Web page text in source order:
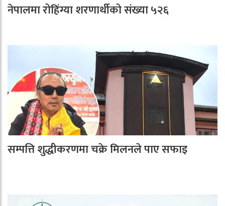
नेपालमा रोहिंग्या शरणार्थीको संख्या ५२६
सम्पत्ति शुद्धीकरणमा चक्रे मिलनले पाए सफाइ